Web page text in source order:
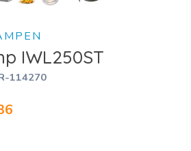
IWL250ST
114270